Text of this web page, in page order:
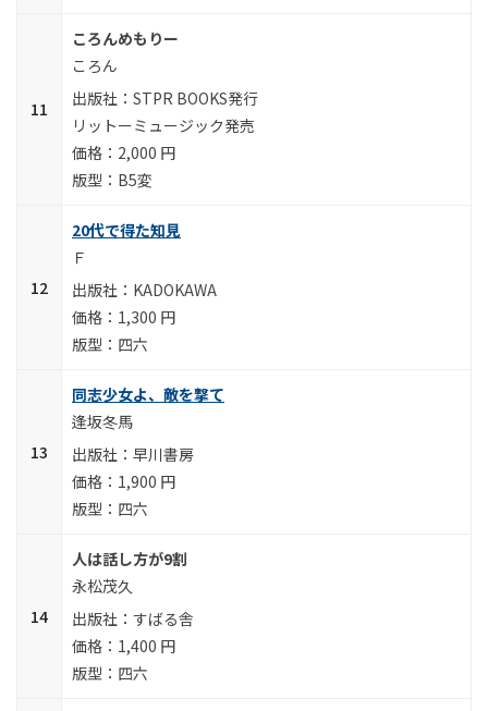
ころんめもりー
ころん
STPR BOOKS発行
リットーミュージック発売
2,000 円
B5変
20代で得た知見
Ｆ
KADOKAWA
1,300 円
四六
同志少女よ、敵を撃て
逢坂冬馬
早川書房
1,900 円
四六
人は話し方が9割
永松茂久
すばる舎
1,400 円
四六